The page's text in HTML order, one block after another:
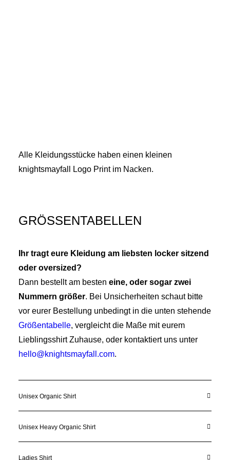
Alle Kleidungsstücke haben einen kleinen
knightsmayfall Logo Print im Nacken.
GRÖSSENTABELLEN
Ihr tragt eure Kleidung am liebsten locker sitzend
oder oversized?
Dann bestellt am besten eine, oder sogar zwei
Nummern größer. Bei Unsicherheiten schaut bitte
vor eurer Bestellung unbedingt in die unten stehende
Größentabelle, vergleicht die Maße mit eurem
Lieblingsshirt Zuhause, oder kontaktiert uns unter
hello@knightsmayfall.com.
Unisex Organic Shirt
Unisex Heavy Organic Shirt
Ladies Shirt